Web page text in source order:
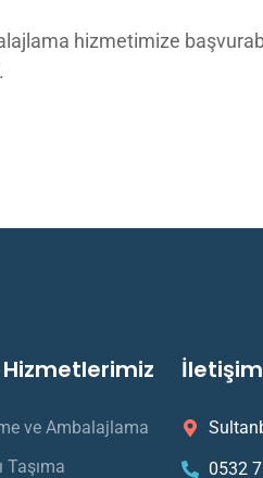
hizmetimize
ve Ambalajlama​
Taşıma
İletişim
0532